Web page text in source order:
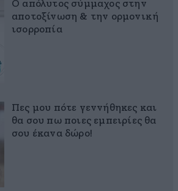
Ο απόλυτος σύμμαχος στην
αποτοξίνωση & την ορμονική
ισορροπία
Πες μου πότε γεννήθηκες και
θα σου πω ποιες εμπειρίες θα
σου έκανα δώρο!